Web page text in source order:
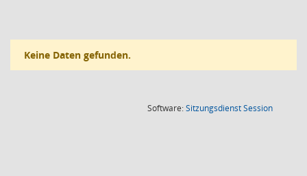
Keine Daten gefunden.
Software:SitzungsdienstSession(Wird in